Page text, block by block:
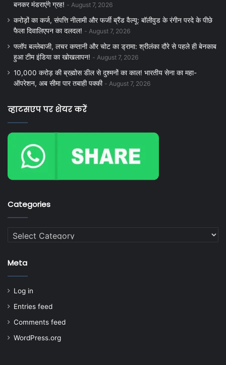
बनकर मंडराएंगे ग्रह!
August 7, 2026
करोड़ों का कर्ज, संपत्ति नीलामी और फर्जी ब्रैंड वैल्यू: बॉलीवुड के रंगीन परदे के पीछे
फैला दिवालिएपन का दलदल!
August 7, 2026
फ्लॉप बल्लेबाजी, लचर कप्तानी और चोट का ड्रामा: श्रीलंका दौरे से पहले ही बेनकाब
हुआ टीम इंडिया का खोखलापन!
August 7, 2026
10,000 करोड़ की ब्रह्मोस डील से दुश्मनों का काल! भारतीय सेना का महा-
ऑपरेशन, अब सीमा पार तबाही पक्की
August 7, 2026
व्हाटसएप पर शेयर करें
Categories
Categories
Meta
Log in
Entries feed
Comments feed
WordPress.org